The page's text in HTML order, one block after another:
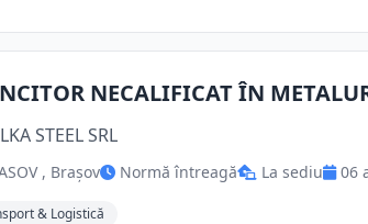
NECALIFICAT ÎN
STEEL SRL
, Brașov Normă întreagă La sediu 06
& Logistică